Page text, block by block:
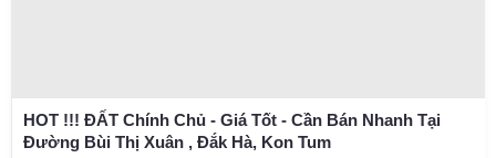
HOT !!! ĐẤT Chính Chủ - Giá Tốt - Cần Bán Nhanh Tại
Đường Bùi Thị Xuân , Đắk Hà, Kon Tum